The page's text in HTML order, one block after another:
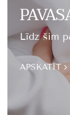
Līdz šim
APSKATĪT